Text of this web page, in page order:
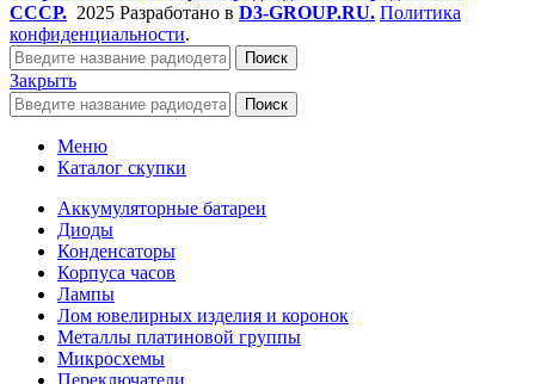
СССР. 2025 Разработано в D3-GROUP.RU. Политика
конфиденциальности.
Поиск
Закрыть
Поиск
Меню
Каталог скупки
Аккумуляторные батареи
Диоды
Конденсаторы
Корпуса часов
Лампы
Лом ювелирных изделия и коронок
Металлы платиновой группы
Микросхемы
Переключатели